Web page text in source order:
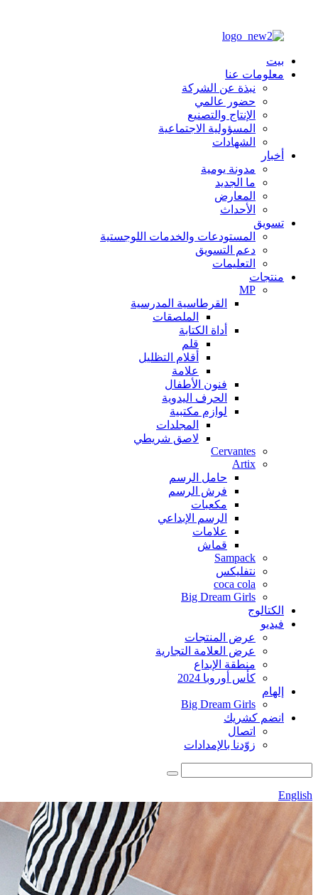
بيت
معلومات عنا
نبذة عن الشركة
حضور عالمي
الإنتاج والتصنيع
المسؤولية الاجتماعية
الشهادات
أخبار
مدونة يومية
ما الجديد
المعارض
الأحداث
تسويق
المستودعات والخدمات اللوجستية
دعم التسويق
التعليمات
منتجات
MP
القرطاسية المدرسية
الملصقات
أداة الكتابة
قلم
أقلام التظليل
علامة
فنون الأطفال
الحرف اليدوية
لوازم مكتبية
المجلدات
لاصق شريطي
Cervantes
Artix
حامل الرسم
فرش الرسم
مكعبات
الرسم الإبداعي
علامات
قماش
Sampack
نتفليكس
coca cola
Big Dream Girls
الكتالوج
فيديو
عرض المنتجات
عرض العلامة التجارية
منطقة الإبداع
كأس أوروبا 2024
إلهام
Big Dream Girls
انضم كشريك
اتصال
زوّدنا بالإمدادات
English